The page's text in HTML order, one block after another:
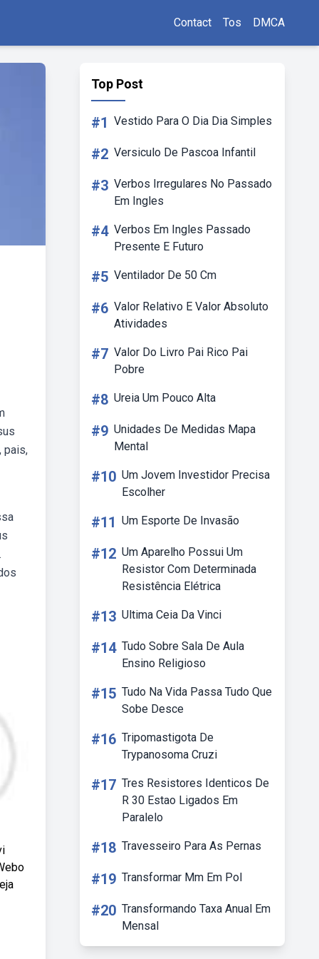
Contact Tos DMCA
pais,
Top Post
#1 Vestido Para O Dia Dia Simples
#2 Versiculo De Pascoa Infantil
#3 Verbos Irregulares No Passado
Em Ingles
#4 Verbos Em Ingles Passado
Presente E Futuro
#5 Ventilador De 50 Cm
#6 Valor Relativo E Valor Absoluto
Atividades
#7 Valor Do Livro Pai Rico Pai
Pobre
#8 Ureia Um Pouco Alta
#9 Unidades De Medidas Mapa
Mental
#10 Um Jovem Investidor Precisa
Escolher
#11 Um Esporte De Invasão
#12 Um Aparelho Possui Um
Resistor Com Determinada
Resistência Elétrica
#13 Ultima Ceia Da Vinci
#14 Tudo Sobre Sala De Aula
Ensino Religioso
#15 Tudo Na Vida Passa Tudo Que
Sobe Desce
#16 Tripomastigota De
Trypanosoma Cruzi
#17 Tres Resistores Identicos De
R 30 Estao Ligados Em
Paralelo
#18 Travesseiro Para As Pernas
#19 Transformar Mm Em Pol
#20 Transformando Taxa Anual Em
Mensal